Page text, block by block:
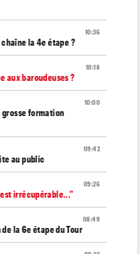
10:36
la 4e étape ?
10:18
aux baroudeuses ?
10:00
formation
09:42
au public
09:26
irrécupérable..."
08:49
la 6e étape du Tour